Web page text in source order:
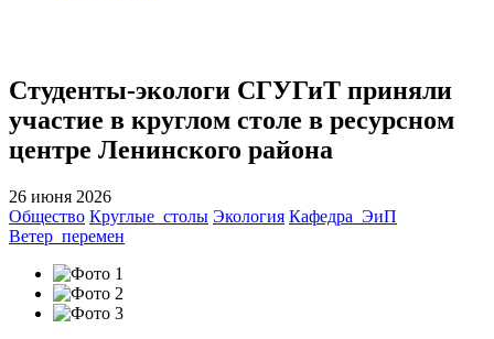
Студенты-экологи СГУГиТ приняли
участие в круглом столе в ресурсном
центре Ленинского района
26 июня 2026
Общество Круглые_столы Экология Кафедра_ЭиП
Ветер_перемен